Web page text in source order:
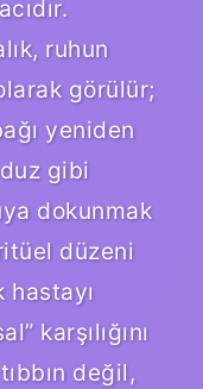
ruhun
görülür;
yeniden
gibi
dokunmak
düzeni
hastayı
karşılığını
değil,